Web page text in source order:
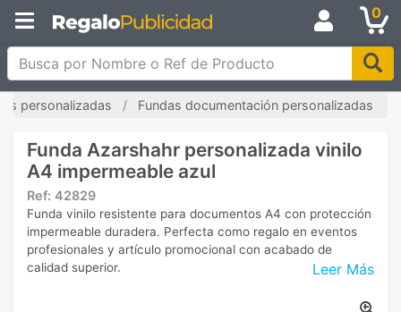
0
Busca por Nombre o Ref de Producto
personalizadas Fundas documentación personalizadas
Funda Azarshahr personalizada vinilo
A4 impermeable azul
Ref: 42829
Leer Más
Funda vinilo resistente para documentos A4 con protección
impermeable duradera. Perfecta como regalo en eventos
profesionales y artículo promocional con acabado de
calidad superior.